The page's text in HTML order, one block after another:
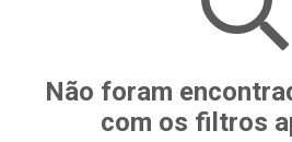
Não foram
com os filtros